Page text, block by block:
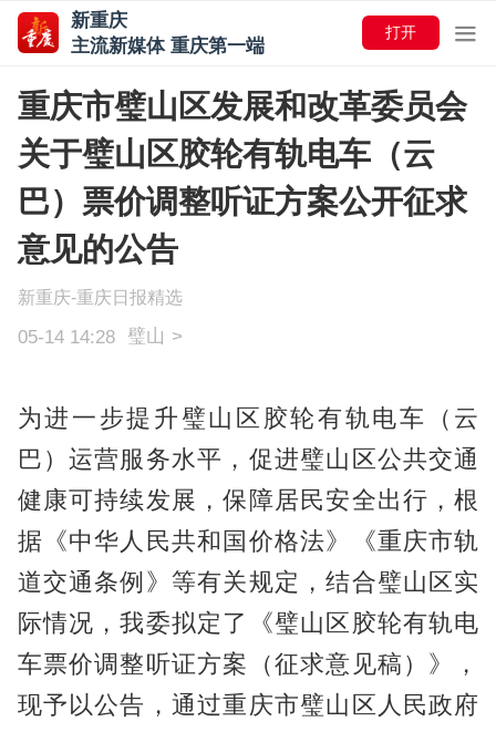
新重庆
主流新媒体 重庆第一端
打开
重庆市璧山区发展和改革委员会
关于璧山区胶轮有轨电车（云
巴）票价调整听证方案公开征求
意见的公告
新重庆-重庆日报精选
05-14 14:28 璧山 >
为进一步提升璧山区胶轮有轨电车（云
巴）运营服务水平，促进璧山区公共交通
健康可持续发展，保障居民安全出行，根
据《中华人民共和国价格法》《重庆市轨
道交通条例》等有关规定，结合璧山区实
际情况，我委拟定了《璧山区胶轮有轨电
车票价调整听证方案（征求意见稿）》，
现予以公告，通过重庆市璧山区人民政府